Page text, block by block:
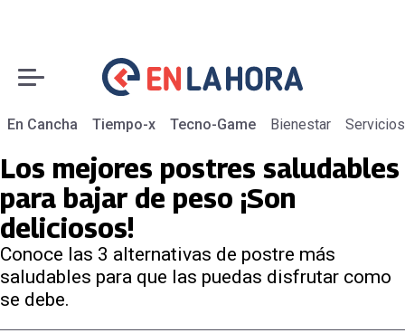
En Cancha Tiempo-x Tecno-Game Bienestar Servicios
Los mejores postres saludables
para bajar de peso ¡Son
deliciosos!
Conoce las 3 alternativas de postre más
saludables para que las puedas disfrutar como
se debe.